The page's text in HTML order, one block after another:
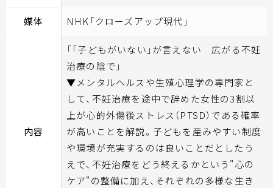
媒体 NHK「クローズアップ現代」
内容
「「子どもがいない」が言えない 広がる不妊
治療の陰で」
▼メンタルヘルスや生殖心理学の専門家と
して、不妊治療を途中で辞めた女性の3割以
上が心的外傷後ストレス（PTSD）である確率
が高いことを解説。子どもを産みやすい制度
や環境が充実するのは良いことだとしたう
えで、不妊治療をどう終えるかという"心の
ケア"の整備に加え、それぞれの多様な生き